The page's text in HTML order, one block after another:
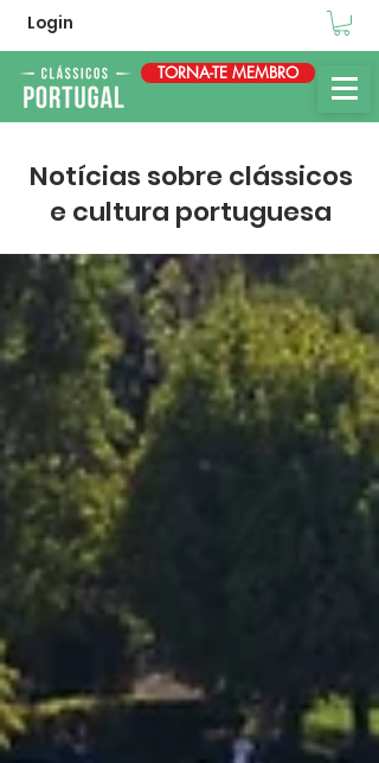
Login
TORNA-TE MEMBRO
Notícias sobre clássicos
e cultura portuguesa